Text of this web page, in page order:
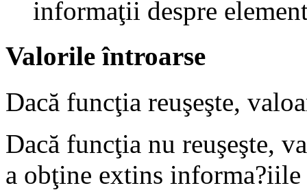
informaţii despre
Valorile întroarse
Dacă funcţia reuşeşte,
Dacă funcţia nu reuşeşte,
a obţine extins